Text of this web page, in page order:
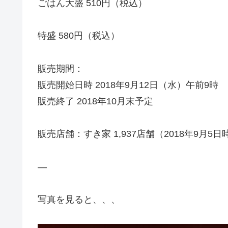
ごはん大盛 510円（税込）
特盛 580円（税込）
販売期間：
販売開始日時 2018年9月12日（水）午前9時
販売終了 2018年10月末予定
販売店舗：すき家 1,937店舗（2018年9月5日
—
写真を見ると、、、